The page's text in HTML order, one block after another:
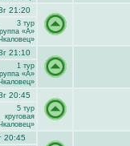
21:20
3 тур
«A»
21:10
1 тур
«A»
20:45
5 тур
круговая
20:45